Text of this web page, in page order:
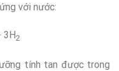
với nước:
3H2
tính tan được trong